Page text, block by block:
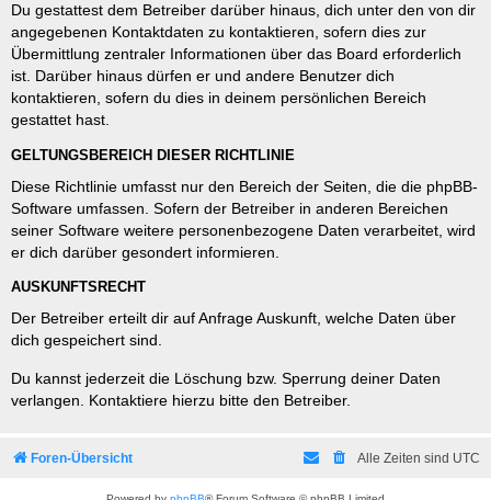
Du gestattest dem Betreiber darüber hinaus, dich unter den von dir
angegebenen Kontaktdaten zu kontaktieren, sofern dies zur
Übermittlung zentraler Informationen über das Board erforderlich
ist. Darüber hinaus dürfen er und andere Benutzer dich
kontaktieren, sofern du dies in deinem persönlichen Bereich
gestattet hast.
GELTUNGSBEREICH DIESER RICHTLINIE
Diese Richtlinie umfasst nur den Bereich der Seiten, die die phpBB-
Software umfassen. Sofern der Betreiber in anderen Bereichen
seiner Software weitere personenbezogene Daten verarbeitet, wird
er dich darüber gesondert informieren.
AUSKUNFTSRECHT
Der Betreiber erteilt dir auf Anfrage Auskunft, welche Daten über
dich gespeichert sind.
Du kannst jederzeit die Löschung bzw. Sperrung deiner Daten
verlangen. Kontaktiere hierzu bitte den Betreiber.
Foren-Übersicht Alle Zeiten sind UTC